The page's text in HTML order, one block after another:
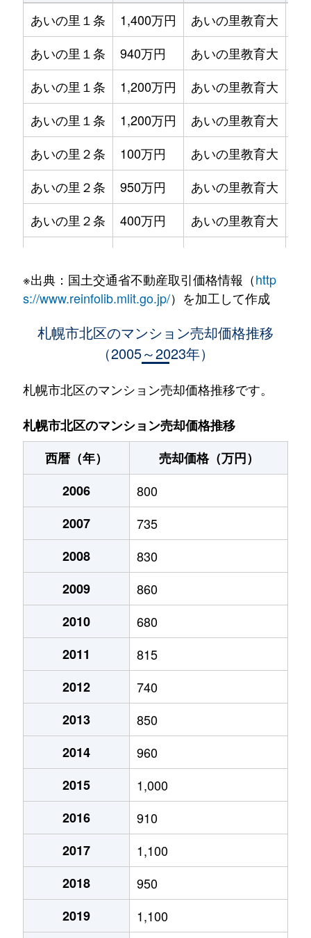
あいの里１条
1,400万円 あいの里教育大
あいの里１条
940万円 あいの里教育大
あいの里１条
1,200万円 あいの里教育大
あいの里１条
1,200万円 あいの里教育大
あいの里２条
100万円 あいの里教育大
あいの里２条
950万円 あいの里教育大
あいの里２条
400万円 あいの里教育大
あいの里２条
400万円 あいの里教育大
720万円 あいの里教育大
あいの里２条
550万円 あいの里教育大
あいの里２条
200万円 あいの里教育大
あいの里２条
150万円 あいの里教育大
あいの里２条
700万円
あいの里２条
250万円
あいの里２条
150万円
あいの里２条
400万円
あいの里２条
650万円
あいの里２条
550万円
あいの里２条
200万円
あいの里２条
210万円
あいの里２条
320万円
あいの里２条
100万円
あいの里２条
550万円
あいの里２条
1,600万円
あいの里２条
1,500万円
あいの里２条
100万円
※出典：国土交通省不動産取引価格情報（http
s://www.reinfolib.mlit.go.jp/）を加工して作成
札幌市北区のマンション売却価格推移
（2005～2023年）
札幌市北区のマンション売却価格推移です。
札幌市北区のマンション売却価格推移
西暦（年）
売却価格（万円）
2006
800
2007
735
2008
830
2009
860
2010
680
2011
815
2012
740
2013
850
2014
960
2015
1,000
2016
910
2017
1,100
2018
950
2019
1,100